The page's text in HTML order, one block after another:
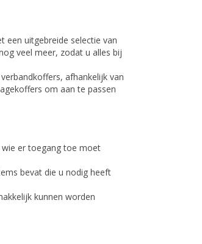
een uitgebreide selectie van
veel meer, zodat u alles bij
afhankelijk van
om aan te passen
wie er toegang toe moet
bevat die u nodig heeft
kunnen worden